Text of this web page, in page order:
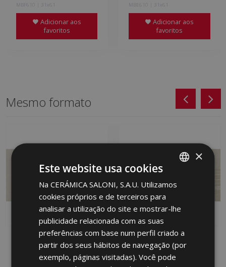
MBF610 | 31x61
Adicionar aos
favoritos
MBE610 | 31x61
Adicionar aos
favoritos
Mesmo formato
MOVE MARFIL (PB) 31 X
MBD670 | 31x61
SHAKE BEIGE (PB) 31 X
61
MBF610 | 31x61
SPANISH
ENGLISH
GERMAN
PORTUGUESE
×
Este website usa cookies
Na CERÁMICA SALONI, S.A.U. Utilizamos
cookies próprios e de terceiros para
analisar a utilização do site e mostrar-lhe
publicidade relacionada com as suas
preferências com base num perfil criado a
partir dos seus hábitos de navegação (por
exemplo, páginas visitadas). Você pode